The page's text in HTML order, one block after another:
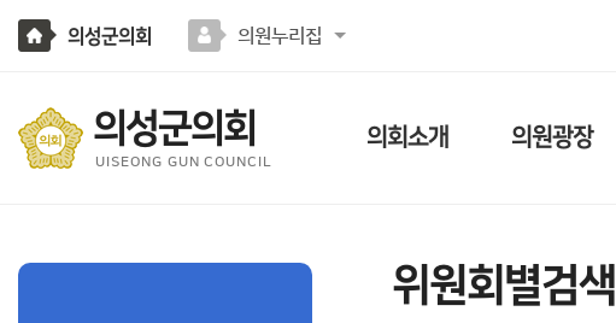
의성군의회
의원누리집
의성군의회
UISEONG GUN COUNCIL
의회소개 의원광장
위원회별검색